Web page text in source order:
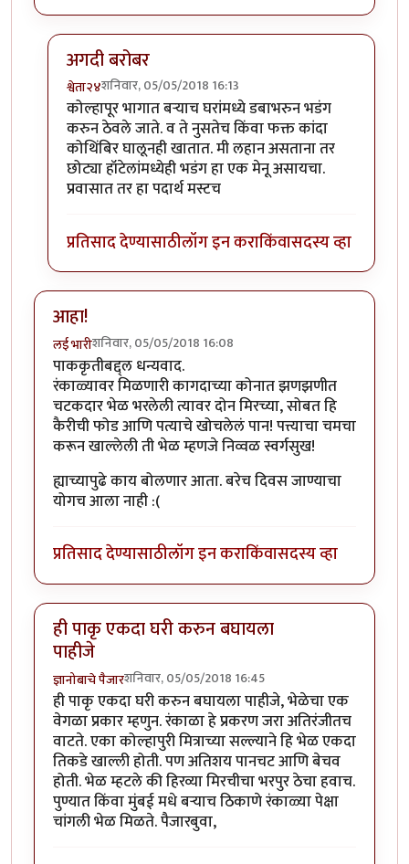
अगदी बरोबर
श्वेता२४शनिवार, 05/05/2018 16:13
In reply toछान!byकंजूस
कोल्हापूर भागात बऱ्याच घरांमध्ये डबाभरुन भडंग
करुन ठेवले जाते. व ते नुसतेच किंवा फक्त कांदा
कोथिंबिर घालूनही खातात. मी लहान असताना तर
छोट्या हॉटेलांमध्येही भडंग हा एक मेनू असायचा.
प्रवासात तर हा पदार्थ मस्टच
प्रतिसाद देण्यासाठीलॉग इन कराकिंवासदस्य व्हा
आहा!
लई भारीशनिवार, 05/05/2018 16:08
पाककृतीबद्द्ल धन्यवाद.
रंकाळ्यावर मिळणारी कागदाच्या कोनात झणझणीत
चटकदार भेळ भरलेली त्यावर दोन मिरच्या, सोबत हि
कैरीची फोड आणि पत्याचे खोचलेलं पान! पत्त्याचा चमचा
करून खाल्लेली ती भेळ म्हणजे निव्वळ स्वर्गसुख!
ह्याच्यापुढे काय बोलणार आता. बरेच दिवस जाण्याचा
योगच आला नाही :(
प्रतिसाद देण्यासाठीलॉग इन कराकिंवासदस्य व्हा
ही पाकृ एकदा घरी करुन बघायला
पाहीजे
ज्ञानोबाचे पैजारशनिवार, 05/05/2018 16:45
ही पाकृ एकदा घरी करुन बघायला पाहीजे, भेळेचा एक
वेगळा प्रकार म्हणुन. रंकाळा हे प्रकरण जरा अतिरंजीतच
वाटते. एका कोल्हापुरी मित्राच्या सल्ल्याने हि भेळ एकदा
तिकडे खाल्ली होती. पण अतिशय पानचट आणि बेचव
होती. भेळ म्हटले की हिरव्या मिरचीचा भरपुर ठेचा हवाच.
पुण्यात किंवा मुंबई मधे बर्‍याच ठिकाणे रंकाळ्या पेक्षा
चांगली भेळ मिळते. पैजारबुवा,